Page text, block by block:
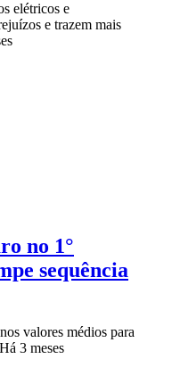
elétricos e
e trazem mais
no 1°
sequência
valores médios para
Há 3 meses